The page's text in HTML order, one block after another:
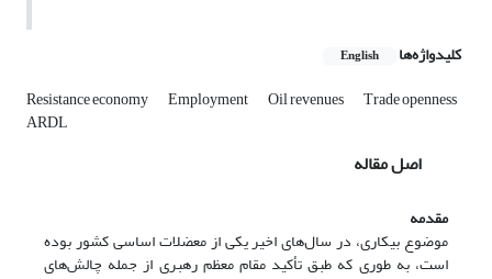
کلیدواژه‌ها English
Resistance economy Employment Oil revenues Trade openness
ARDL
اصل مقاله
مقدمه
موضوع بیکاری، در سال‌های اخیر یکی از معضلات اساسی کشور بوده
است، به طوری که طبق تأکید مقام معظم رهبری از جمله چالش‌های